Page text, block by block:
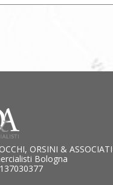
ORSINI & ASSOCIATI
Bologna